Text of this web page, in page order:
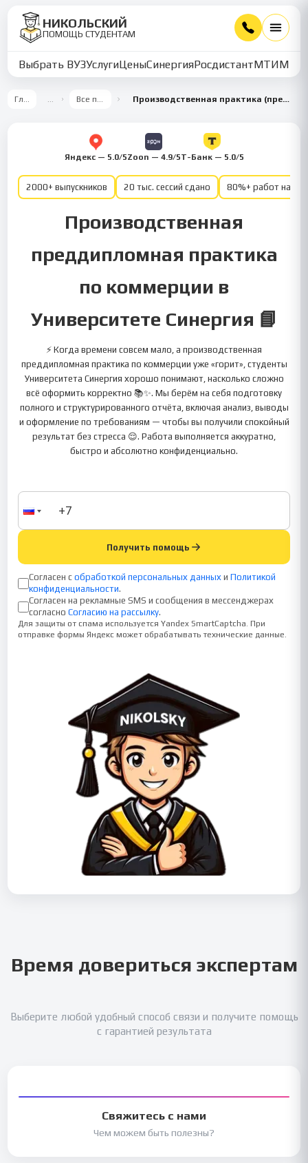
НИКОЛЬСКИЙ
ПОМОЩЬ СТУДЕНТАМ
Выбрать ВУЗУслугиЦеныСинергияРосдистантМТИММУ
Главная … Все предметы Производственная практика (преддипломная) — Коммерция
Яндекс — 5.0/5Zoon — 4.9/5Т-Банк — 5.0/5
2000+ выпускников 20 тыс. сессий сдано 80%+ работ на
Производственная
преддипломная практика
по коммерции в
Университете Синергия 📘
⚡ Когда времени совсем мало, а производственная
преддипломная практика по коммерции уже «горит», студенты
Университета Синергия хорошо понимают, насколько сложно
всё оформить корректно 📚✨. Мы берём на себя подготовку
полного и структурированного отчёта, включая анализ, выводы
и оформление по требованиям — чтобы вы получили спокойный
результат без стресса 😌. Работа выполняется аккуратно,
быстро и абсолютно конфиденциально.
Получить помощь
Согласен с обработкой персональных данных и Политикой
конфиденциальности.
Согласен на рекламные SMS и сообщения в мессенджерах
согласно Согласию на рассылку.
Для защиты от спама используется Yandex SmartCaptcha. При
отправке формы Яндекс может обрабатывать технические данные.
Время довериться экспертам
Выберите любой удобный способ связи и получите помощь
с гарантией результата
Свяжитесь с нами
Чем можем быть полезны?